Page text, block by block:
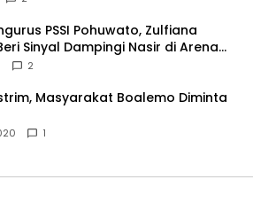
PSSI Pohuwato, Zulfiana
Sinyal Dampingi Nasir di Arena
2
Masyarakat Boalemo Diminta
1